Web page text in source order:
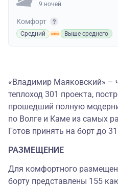
9 ночей
Комфорт
Средний Выше среднего
«Владимир Маяковский» –
теплоход 301 проекта,
прошедший полную
по Волге и Каме из самых
Готов принять на борт до
РАЗМЕЩЕНИЕ
Для комфортного
борту представлены 155